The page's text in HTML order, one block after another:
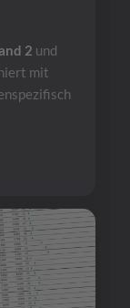
2 und
mit